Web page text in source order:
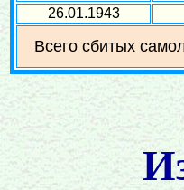
26.01.1943
Всего сбитых